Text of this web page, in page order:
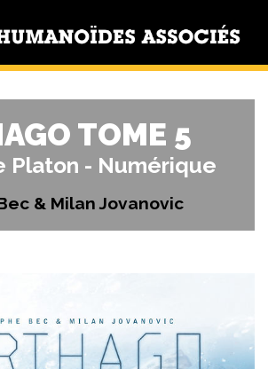
TOME 5
Platon - Numérique
& Milan Jovanovic